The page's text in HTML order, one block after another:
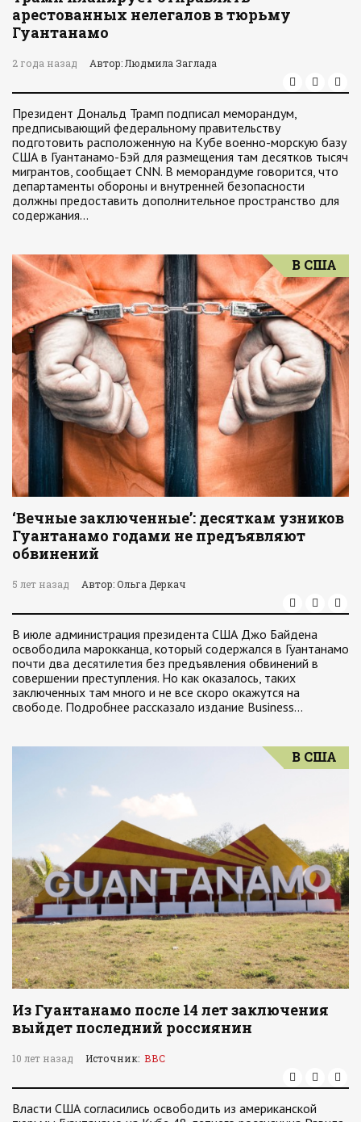
арестованных нелегалов в тюрьму
Гуантанамо
2 года назад Автор: Людмила Заглада
Президент Дональд Трамп подписал меморандум,
предписывающий федеральному правительству
подготовить расположенную на Кубе военно-морскую базу
США в Гуантанамо-Бэй для размещения там десятков тысяч
мигрантов, сообщает CNN. В меморандуме говорится, что
департаменты обороны и внутренней безопасности
должны предоставить дополнительное пространство для
содержания…
В США
‘Вечные заключенные’: десяткам узников
Гуантанамо годами не предъявляют
обвинений
5 лет назад Автор: Ольга Деркач
В июле администрация президента США Джо Байдена
освободила марокканца, который содержался в Гуантанамо
почти два десятилетия без предъявления обвинений в
совершении преступления. Но как оказалось, таких
заключенных там много и не все скоро окажутся на
свободе. Подробнее рассказало издание Business…
В США
Из Гуантанамо после 14 лет заключения
выйдет последний россиянин
10 лет назад Источник: ВВС
Власти США согласились освободить из американской